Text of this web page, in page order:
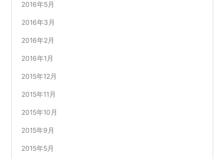
2016年5月
2016年3月
2016年2月
2016年1月
2015年12月
2015年11月
2015年10月
2015年9月
2015年5月